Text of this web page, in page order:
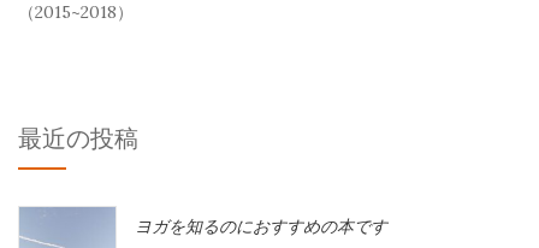
（2015~2018）
最近の投稿
ヨガを知るのにおすすめの本です